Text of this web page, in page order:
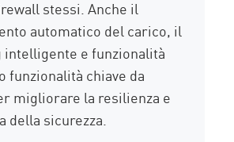
stessi. Anche il
automatico del carico, il
e funzionalità
funzionalità chiave da
migliorare la resilienza e
della sicurezza.